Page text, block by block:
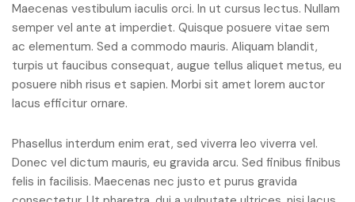
Maecenas vestibulum iaculis orci. In ut cursus lectus. Nullam
semper vel ante at imperdiet. Quisque posuere vitae sem
ac elementum. Sed a commodo mauris. Aliquam blandit,
turpis ut faucibus consequat, augue tellus aliquet metus, eu
posuere nibh risus et sapien. Morbi sit amet lorem auctor
lacus efficitur ornare.
Phasellus interdum enim erat, sed viverra leo viverra vel.
Donec vel dictum mauris, eu gravida arcu. Sed finibus finibus
felis in facilisis. Maecenas nec justo et purus gravida